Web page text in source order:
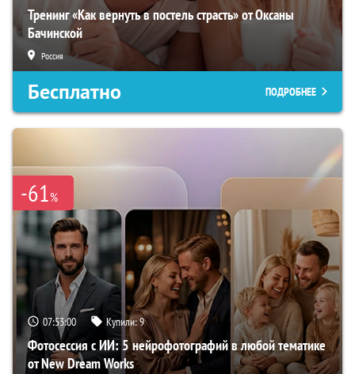
Тренинг «Как вернуть в постель страсть» от Оксаны
Бачинской
Россия
Бесплатно ПОДРОБНЕЕ
-61%
07:52:59 Купили:9
Фотосессия с ИИ: 5 нейрофотографий в любой тематике
от New Dream Works